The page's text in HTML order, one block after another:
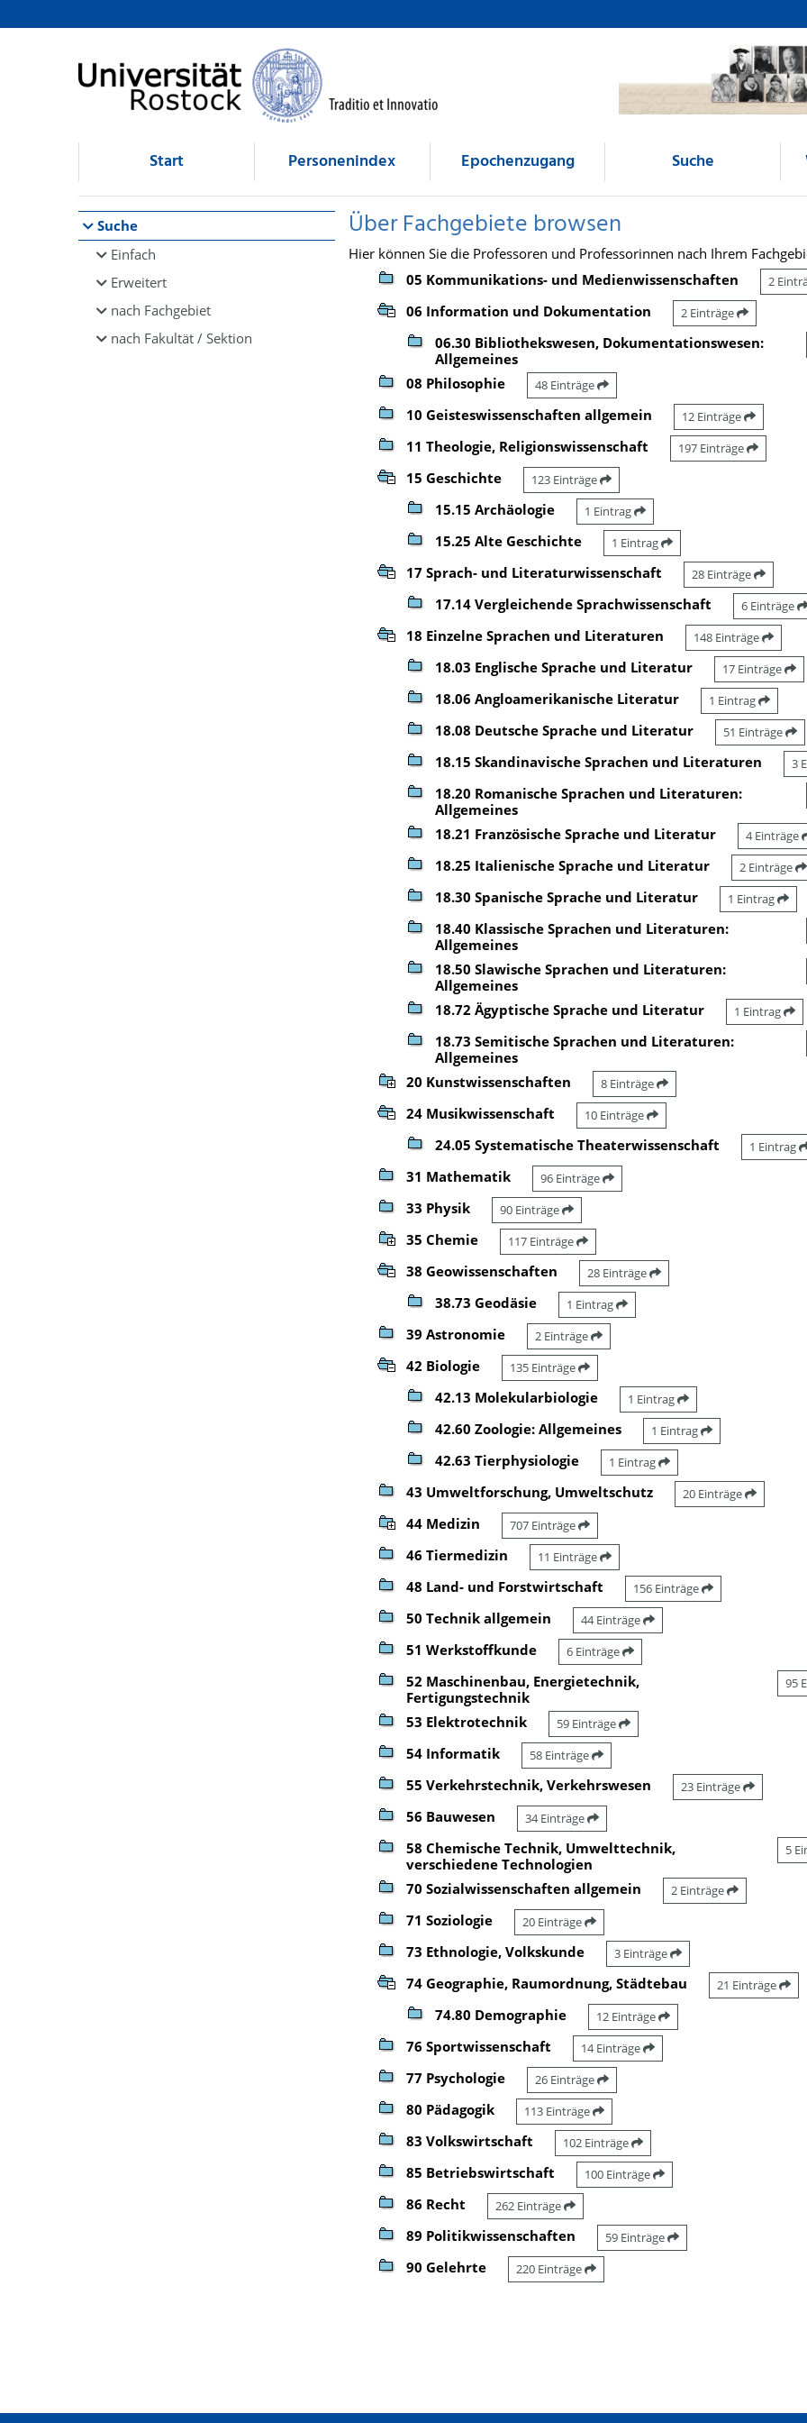
Browsen
direkt zum Inhalt
Start Personenindex Epochenzugang Suche
Suche
Einfach
Erweitert
nach Fachgebiet
nach Fakultät / Sektion
Über Fachgebiete browsen
Hier können Sie die Professoren und Professorinnen nach Ihrem
05 Kommunikations- und Medienwissenschaften
2
06 Information und Dokumentation 2 Einträge
06.30 Bibliothekswesen, Dokumentationswesen:
Allgemeines
08 Philosophie 48 Einträge
10 Geisteswissenschaften allgemein 12 Einträge
11 Theologie, Religionswissenschaft 197 Einträge
15 Geschichte 123 Einträge
15.15 Archäologie 1 Eintrag
15.25 Alte Geschichte 1 Eintrag
17 Sprach- und Literaturwissenschaft 28 Einträge
17.14 Vergleichende Sprachwissenschaft 6 Einträge
18 Einzelne Sprachen und Literaturen 148 Einträge
18.03 Englische Sprache und Literatur 17 Einträge
18.06 Angloamerikanische Literatur 1 Eintrag
18.08 Deutsche Sprache und Literatur 51 Einträge
18.15 Skandinavische Sprachen und Literaturen 3
18.20 Romanische Sprachen und Literaturen:
Allgemeines
18.21 Französische Sprache und Literatur 4 Einträge
18.25 Italienische Sprache und Literatur 2 Einträge
18.30 Spanische Sprache und Literatur 1 Eintrag
18.40 Klassische Sprachen und Literaturen:
Allgemeines
18.50 Slawische Sprachen und Literaturen:
Allgemeines
18.72 Ägyptische Sprache und Literatur 1 Eintrag
18.73 Semitische Sprachen und Literaturen:
Allgemeines
20 Kunstwissenschaften 8 Einträge
24 Musikwissenschaft 10 Einträge
24.05 Systematische Theaterwissenschaft 1 Eintrag
31 Mathematik 96 Einträge
33 Physik 90 Einträge
35 Chemie 117 Einträge
38 Geowissenschaften 28 Einträge
38.73 Geodäsie 1 Eintrag
39 Astronomie 2 Einträge
42 Biologie 135 Einträge
42.13 Molekularbiologie 1 Eintrag
42.60 Zoologie: Allgemeines 1 Eintrag
42.63 Tierphysiologie 1 Eintrag
43 Umweltforschung, Umweltschutz 20 Einträge
44 Medizin 707 Einträge
46 Tiermedizin 11 Einträge
48 Land- und Forstwirtschaft 156 Einträge
50 Technik allgemein 44 Einträge
51 Werkstoffkunde 6 Einträge
52 Maschinenbau, Energietechnik,
Fertigungstechnik
95
53 Elektrotechnik 59 Einträge
54 Informatik 58 Einträge
55 Verkehrstechnik, Verkehrswesen 23 Einträge
56 Bauwesen 34 Einträge
58 Chemische Technik, Umwelttechnik,
verschiedene Technologien
5
70 Sozialwissenschaften allgemein 2 Einträge
71 Soziologie 20 Einträge
73 Ethnologie, Volkskunde 3 Einträge
74 Geographie, Raumordnung, Städtebau 21 Einträge
74.80 Demographie 12 Einträge
76 Sportwissenschaft 14 Einträge
77 Psychologie 26 Einträge
80 Pädagogik 113 Einträge
83 Volkswirtschaft 102 Einträge
85 Betriebswirtschaft 100 Einträge
86 Recht 262 Einträge
89 Politikwissenschaften 59 Einträge
90 Gelehrte 220 Einträge